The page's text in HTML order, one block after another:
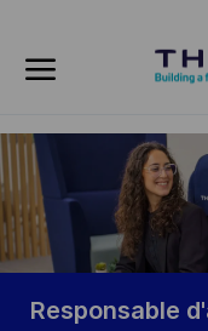
-
Responsable